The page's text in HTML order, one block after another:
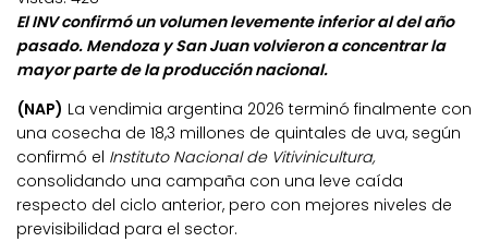
El INV confirmó un volumen levemente inferior al del año
pasado. Mendoza y San Juan volvieron a concentrar la
mayor parte de la producción nacional.
(NAP) La vendimia argentina 2026 terminó finalmente con
una cosecha de 18,3 millones de quintales de uva, según
confirmó el Instituto Nacional de Vitivinicultura,
consolidando una campaña con una leve caída
respecto del ciclo anterior, pero con mejores niveles de
previsibilidad para el sector.